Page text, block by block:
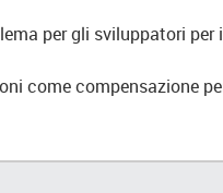
per gli sviluppatori per
come compensazione